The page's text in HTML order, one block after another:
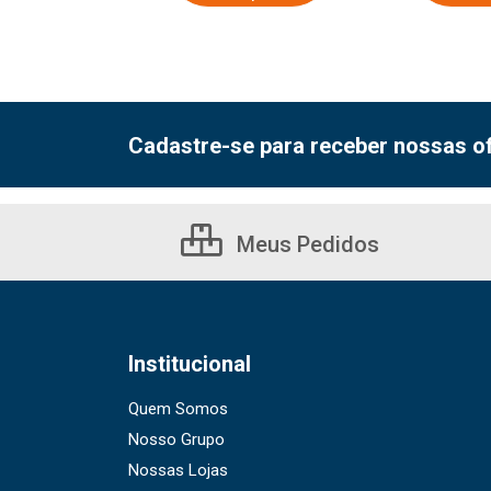
Cadastre-se para receber nossas
Meus Pedidos
Institucional
Quem Somos
Nosso Grupo
Nossas Lojas